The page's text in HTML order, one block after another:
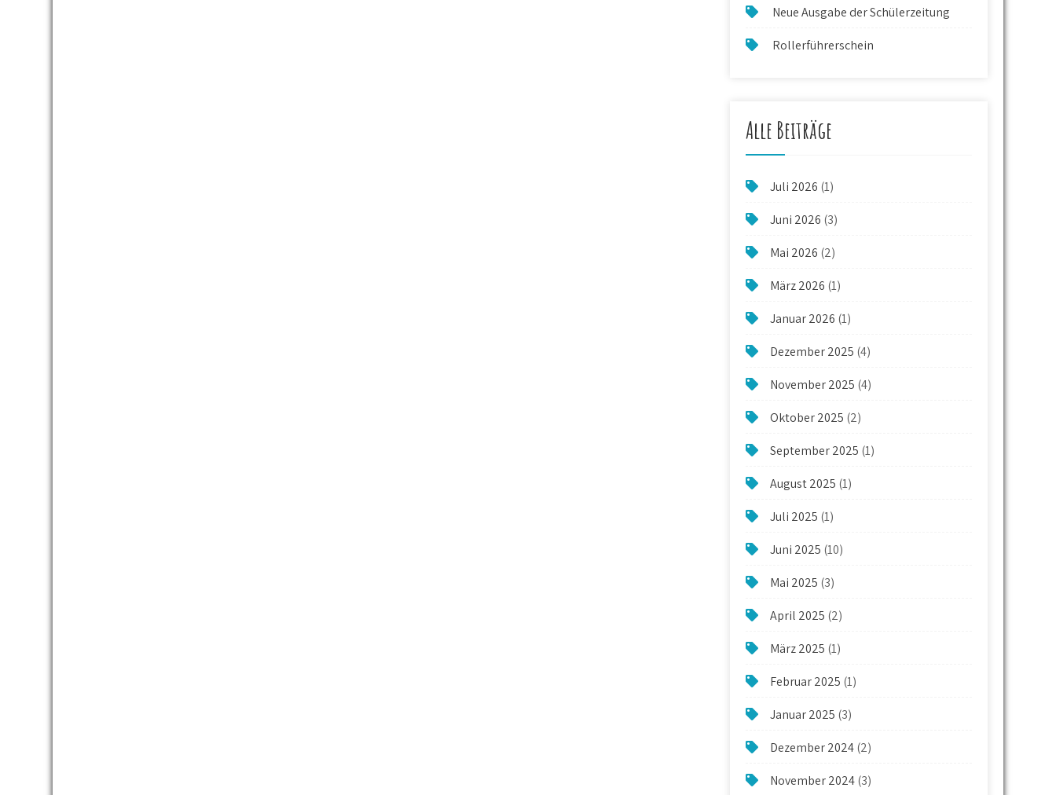
Neue Ausgabe der Schülerzeitung
Rollerführerschein
Alle Beiträge
Juli 2026 (1)
Juni 2026 (3)
Mai 2026 (2)
März 2026 (1)
Januar 2026 (1)
Dezember 2025 (4)
November 2025 (4)
Oktober 2025 (2)
September 2025 (1)
August 2025 (1)
Juli 2025 (1)
Juni 2025 (10)
Mai 2025 (3)
April 2025 (2)
März 2025 (1)
Februar 2025 (1)
Januar 2025 (3)
Dezember 2024(2)
November 2024(3)